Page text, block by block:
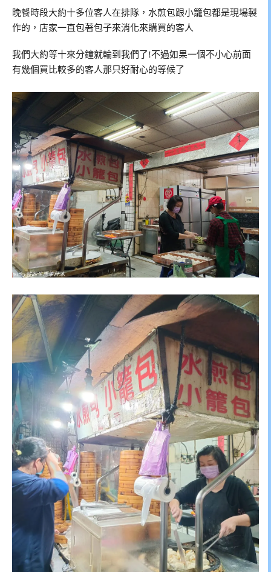
晚餐時段大約十多位客人在排隊，水煎包跟小籠包都是現場製
作的，店家一直包著包子來消化來購買的客人
我們大約等十來分鐘就輪到我們了!不過如果一個不小心前面
有幾個買比較多的客人那只好耐心的等候了